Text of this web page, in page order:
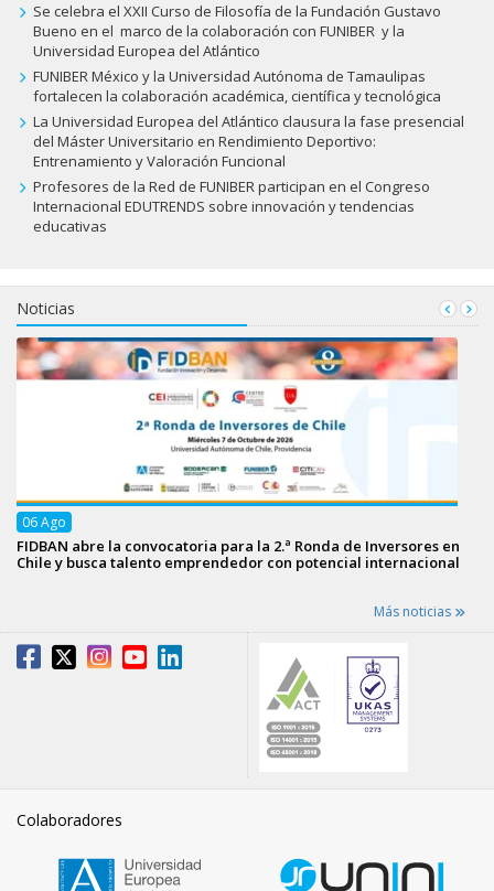
Se celebra el XXII Curso de Filosofía de la Fundación Gustavo
Bueno en el marco de la colaboración con FUNIBER y la
Universidad Europea del Atlántico
FUNIBER México y la Universidad Autónoma de Tamaulipas
fortalecen la colaboración académica, científica y tecnológica
La Universidad Europea del Atlántico clausura la fase presencial
del Máster Universitario en Rendimiento Deportivo:
Entrenamiento y Valoración Funcional
Profesores de la Red de FUNIBER participan en el Congreso
Internacional EDUTRENDS sobre innovación y tendencias
educativas
Noticias
06Ago
FIDBAN abre la convocatoria para la 2.ª Ronda de Inversores en
Chile y busca talento emprendedor con potencial internacional
Más noticias
Colaboradores